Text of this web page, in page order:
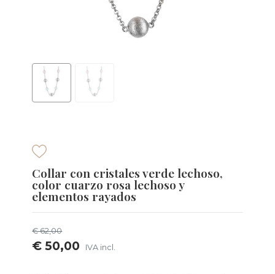
Collar con cristales verde lechoso,
color cuarzo rosa lechoso y
elementos rayados
€ 62,00
€ 50,00 IVA incl.